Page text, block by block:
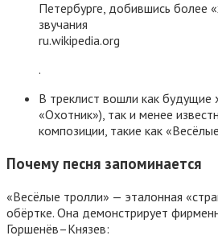
Петербурге, добившись более
звучания
ru.wikipedia.org
.
В треклист вошли как будущие
«Охотник»), так и менее
композиции, такие как
Почему песня запоминается
«Весёлые тролли» — эталонная
обёртке. Она демонстрирует
Горшенёв–Князев: